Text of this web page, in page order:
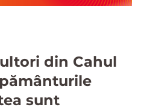
din Cahul
sunt